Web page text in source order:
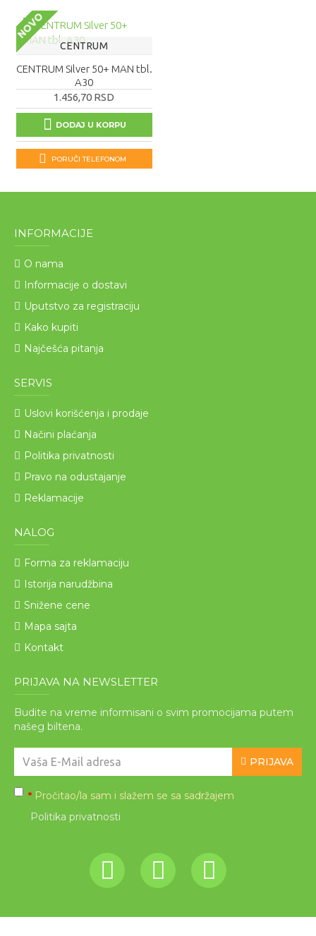
NOVO
CENTRUM
CENTRUM Silver 50+ MAN tbl.
A30
1.456,70 RSD
DODAJ U KORPU
PORUČI TELEFONOM
INFORMACIJE
O nama
Informacije o dostavi
Uputstvo za registraciju
Kako kupiti
Najčešća pitanja
SERVIS
Uslovi korišćenja i prodaje
Načini plaćanja
Politika privatnosti
Pravo na odustajanje
Reklamacije
NALOG
Forma za reklamaciju
Istorija narudžbina
Snižene cene
Mapa sajta
Kontakt
PRIJAVA NA NEWSLETTER
Budite na vreme informisani o svim promocijama putem
našeg biltena.
PRIJAVA
* Pročitao/la sam i slažem se sa sadržajem
Politika privatnosti